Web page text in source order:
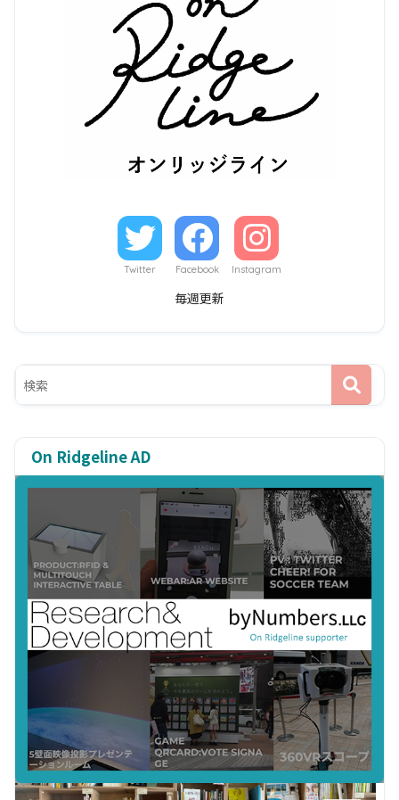
Twitter Facebook Instagram
毎週更新
On Ridgeline AD